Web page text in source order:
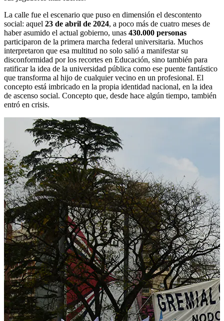
La calle fue el escenario que puso en dimensión el descontento
social: aquel 23 de abril de 2024, a poco más de cuatro meses de
haber asumido el actual gobierno, unas 430.000 personas
participaron de la primera marcha federal universitaria. Muchos
interpretaron que esa multitud no solo salió a manifestar su
disconformidad por los recortes en Educación, sino también para
ratificar la idea de la universidad pública como ese puente fantástico
que transforma al hijo de cualquier vecino en un profesional. El
concepto está imbricado en la propia identidad nacional, en la idea
de ascenso social. Concepto que, desde hace algún tiempo, también
entró en crisis.